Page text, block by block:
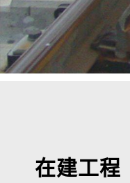
在建工程